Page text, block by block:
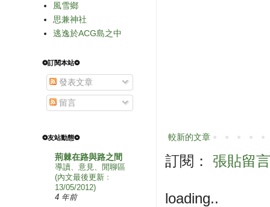
較新的文章
訂閱： 張貼留
loading..
風雪鄉
思兼神社
逃逸於ACG島之中
❂訂閱本站❂
發表文章
留言
❂友站動態❂
荊棘在路與路之間
導讀、意見、閒聊區
(內文最後更新﹕
13/05/2012)
4 年前